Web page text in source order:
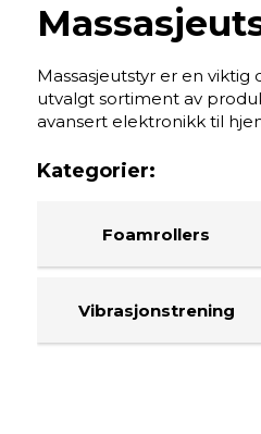
Massasjeutstyr er en
utvalgt sortiment av
avansert elektronikk til
Foamrollers
Vibrasjonstrening